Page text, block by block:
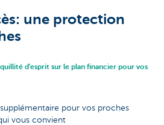
une protection
d'esprit sur le plan financier pour vos
pour vos proches
vous convient